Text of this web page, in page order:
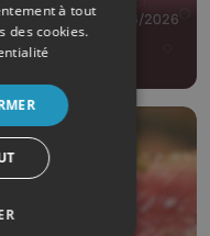
23/06/2026
à tout
des cookies.